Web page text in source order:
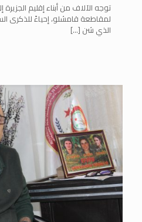
توجه الآلاف من أبناء إقليم
لمقاطعة قامشلو، إحياءً للذكرى
الذي شن […]